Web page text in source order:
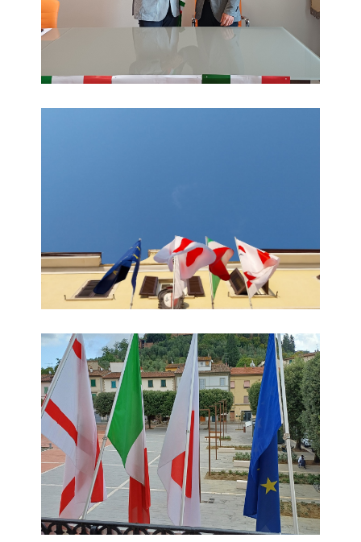
Foto 4